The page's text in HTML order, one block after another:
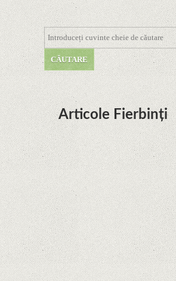
Articole Fierbinți
Dota Anime venind la Netflix în
la Legenda Korra Studio Mir
Curtea Supremă reglementează
Google în Oracle Java Fight
Zvon: aplicațiile Google nu se
terminalele Huawei cu